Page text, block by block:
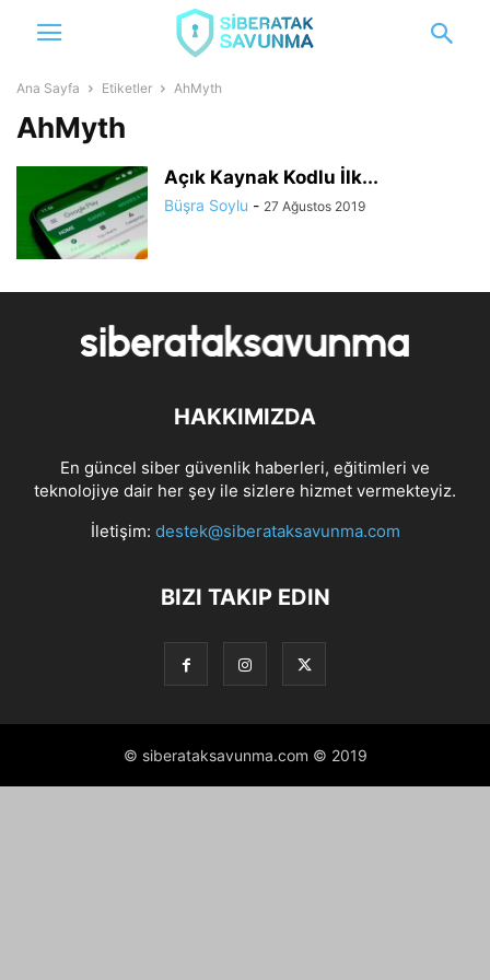
Ana Sayfa Etiketler AhMyth
AhMyth
Açık Kaynak Kodlu İlk...
Büşra Soylu - 27 Ağustos 2019
HAKKIMIZDA
En güncel siber güvenlik haberleri, eğitimleri ve
teknolojiye dair her şey ile sizlere hizmet vermekteyiz.
İletişim: destek@siberataksavunma.com
BIZI TAKIP EDIN
© siberataksavunma.com © 2019